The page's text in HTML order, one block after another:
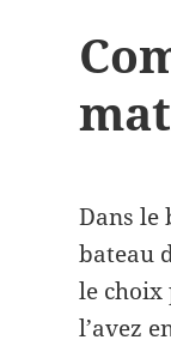
Dans le
bateau
le
l’avez